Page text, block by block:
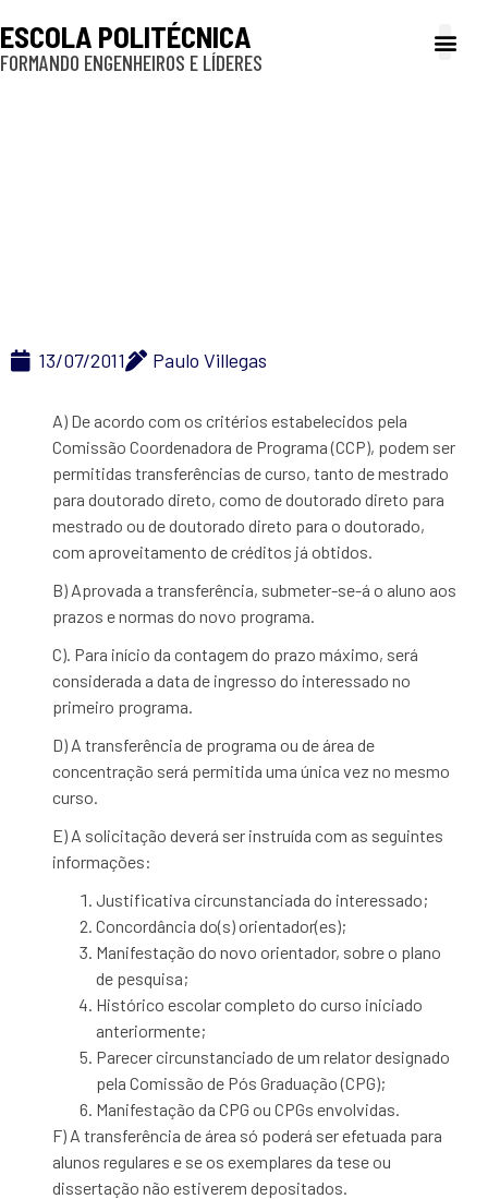
ESCOLA POLITÉCNICA
FORMANDO ENGENHEIROS E LÍDERES
13/07/2011 Paulo Villegas
A) De acordo com os critérios estabelecidos pela
Comissão Coordenadora de Programa (CCP), podem ser
permitidas transferências de curso, tanto de mestrado
para doutorado direto, como de doutorado direto para
mestrado ou de doutorado direto para o doutorado,
com aproveitamento de créditos já obtidos.
B) Aprovada a transferência, submeter-se-á o aluno aos
prazos e normas do novo programa.
C). Para início da contagem do prazo máximo, será
considerada a data de ingresso do interessado no
primeiro programa.
D) A transferência de programa ou de área de
concentração será permitida uma única vez no mesmo
curso.
E) A solicitação deverá ser instruída com as seguintes
informações:
Justificativa circunstanciada do interessado;
Concordância do(s) orientador(es);
Manifestação do novo orientador, sobre o plano
de pesquisa;
Histórico escolar completo do curso iniciado
anteriormente;
Parecer circunstanciado de um relator designado
pela Comissão de Pós Graduação (CPG);
Manifestação da CPG ou CPGs envolvidas.
F) A transferência de área só poderá ser efetuada para
alunos regulares e se os exemplares da tese ou
dissertação não estiverem depositados.